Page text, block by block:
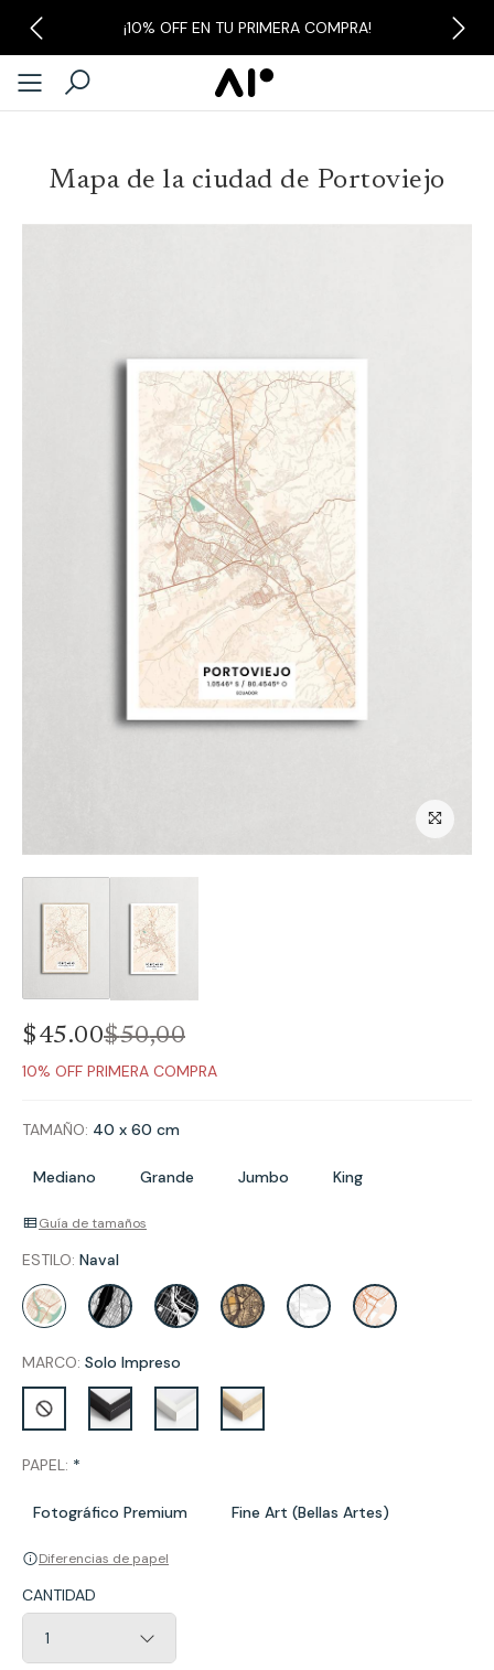
¡10% OFF EN TU PRIMERA COMPRA!
Previous Next
Mapa de la ciudad de Portoviejo
$45.00$50,00
10% OFF PRIMERA COMPRA
TAMAÑO: 40 x 60 cm
Mediano Grande Jumbo King
Guía de tamaños
ESTILO: Naval
MARCO: Solo Impreso
PAPEL: *
Fotográfico Premium Fine Art (Bellas Artes)
Diferencias de papel
CANTIDAD